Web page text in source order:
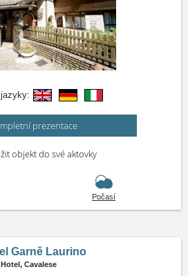
prezentace
objekt do své aktovky
Počasí
Garně Laurino
Hotel, Cavalese